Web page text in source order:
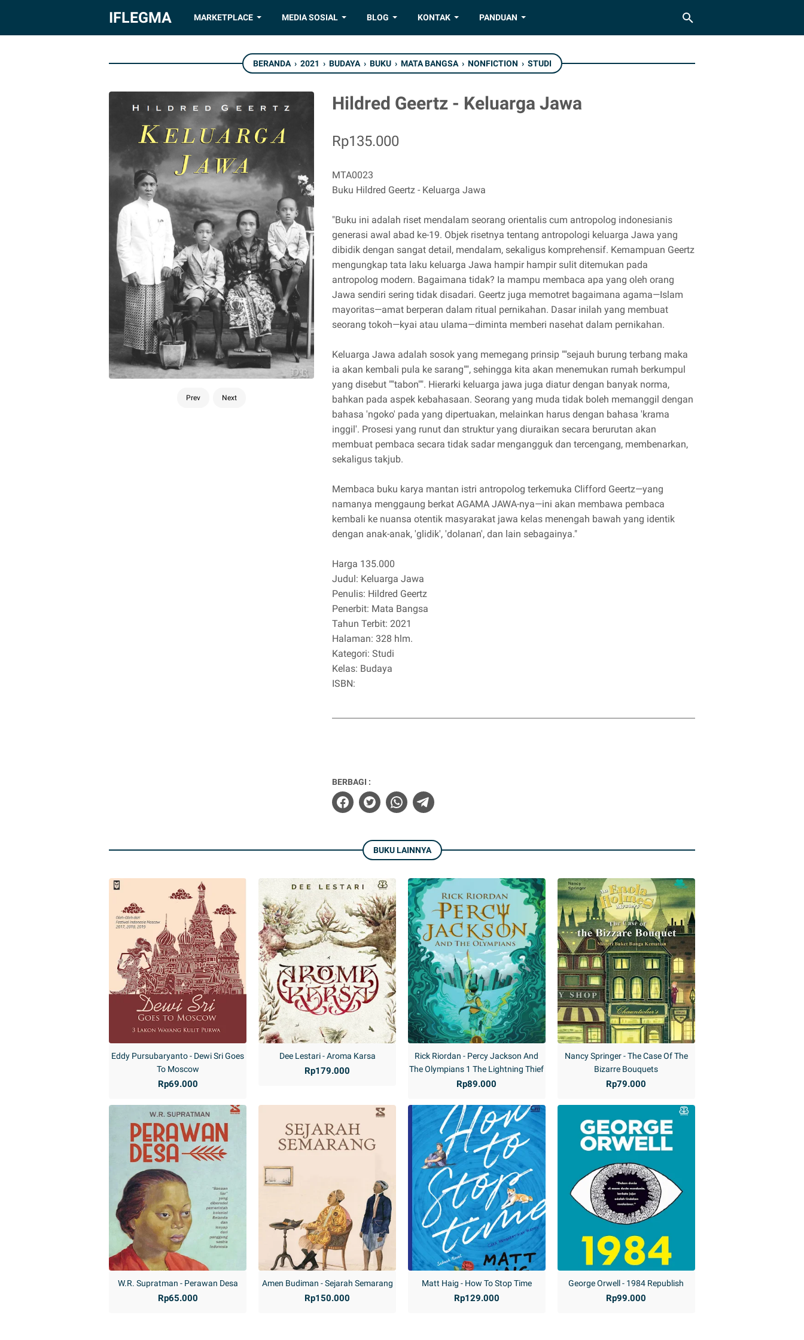
IFLEGMA MARKETPLACE MEDIA SOSIAL BLOG KONTAK PANDUAN
BERANDA › 2021 › BUDAYA › BUKU › MATA BANGSA › NONFICTION › STUDI
Hildred Geertz - Keluarga Jawa
Prev Next
Rp135.000
MTA0023
Buku Hildred Geertz - Keluarga Jawa
"Buku ini adalah riset mendalam seorang orientalis cum antropolog indonesianis
generasi awal abad ke-19. Objek risetnya tentang antropologi keluarga Jawa yang
dibidik dengan sangat detail, mendalam, sekaligus komprehensif. Kemampuan Geertz
mengungkap tata laku keluarga Jawa hampir hampir sulit ditemukan pada
antropolog modern. Bagaimana tidak? Ia mampu membaca apa yang oleh orang
Jawa sendiri sering tidak disadari. Geertz juga memotret bagaimana agama—Islam
mayoritas—amat berperan dalam ritual pernikahan. Dasar inilah yang membuat
seorang tokoh—kyai atau ulama—diminta memberi nasehat dalam pernikahan.
Keluarga Jawa adalah sosok yang memegang prinsip ""sejauh burung terbang maka
ia akan kembali pula ke sarang"", sehingga kita akan menemukan rumah berkumpul
yang disebut ""tabon"". Hierarki keluarga jawa juga diatur dengan banyak norma,
bahkan pada aspek kebahasaan. Seorang yang muda tidak boleh memanggil dengan
bahasa 'ngoko' pada yang dipertuakan, melainkan harus dengan bahasa 'krama
inggil'. Prosesi yang runut dan struktur yang diuraikan secara berurutan akan
membuat pembaca secara tidak sadar mengangguk dan tercengang, membenarkan,
sekaligus takjub.
Membaca buku karya mantan istri antropolog terkemuka Clifford Geertz—yang
namanya menggaung berkat AGAMA JAWA-nya—ini akan membawa pembaca
kembali ke nuansa otentik masyarakat jawa kelas menengah bawah yang identik
dengan anak-anak, 'glidik', 'dolanan', dan lain sebagainya."
Harga 135.000
Judul: Keluarga Jawa
Penulis: Hildred Geertz
Penerbit: Mata Bangsa
Tahun Terbit: 2021
Halaman: 328 hlm.
Kategori: Studi
Kelas: Budaya
ISBN:
BERBAGI :
BUKU LAINNYA
Eddy Pursubaryanto - Dewi Sri Goes
To Moscow
Rp69.000
Dee Lestari - Aroma Karsa
Rp179.000
Rick Riordan - Percy Jackson And
The Olympians 1 The Lightning Thief
Rp89.000
Nancy Springer - The Case Of The
Bizarre Bouquets
Rp79.000
W.R. Supratman - Perawan Desa
Rp65.000
Amen Budiman - Sejarah Semarang
Rp150.000
Matt Haig - How To Stop Time
Rp129.000
George Orwell - 1984 Republish
Rp99.000